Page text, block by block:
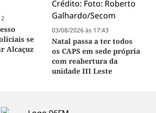
se
Alcaçuz
03/08/2026 às 17:43
Natal passa a ter todos
os CAPS em sede própria
com reabertura da
unidade III Leste